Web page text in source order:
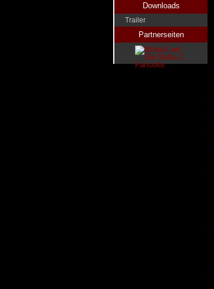
Downloads
Trailer
Partnerseiten